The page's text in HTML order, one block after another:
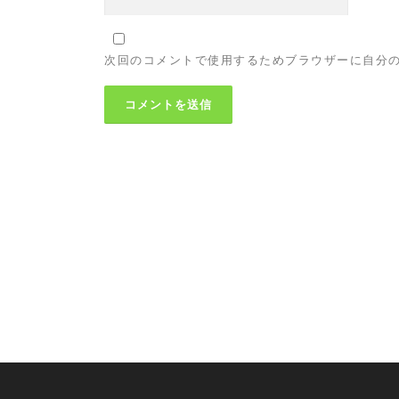
次回のコメントで使用するためブラウザーに自分